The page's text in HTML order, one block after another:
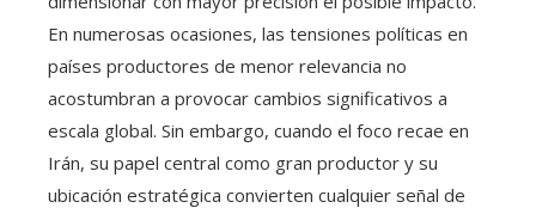
En numerosas ocasiones, las tensiones políticas en
países productores de menor relevancia no
acostumbran a provocar cambios significativos a
escala global. Sin embargo, cuando el foco recae en
Irán, su papel central como gran productor y su
ubicación estratégica convierten cualquier señal de